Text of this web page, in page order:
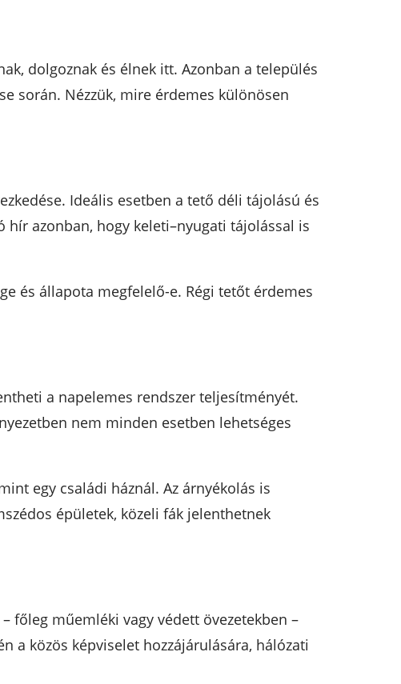
dolgoznak és élnek itt. Azonban a település
során. Nézzük, mire érdemes különösen
Ideális esetben a tető déli tájolású és
hír azonban, hogy keleti–nyugati tájolással is
és állapota megfelelő-e. Régi tetőt érdemes
a napelemes rendszer teljesítményét.
nem minden esetben lehetséges
egy családi háznál. Az árnyékolás is
épületek, közeli fák jelenthetnek
főleg műemléki vagy védett övezetekben –
a közös képviselet hozzájárulására, hálózati